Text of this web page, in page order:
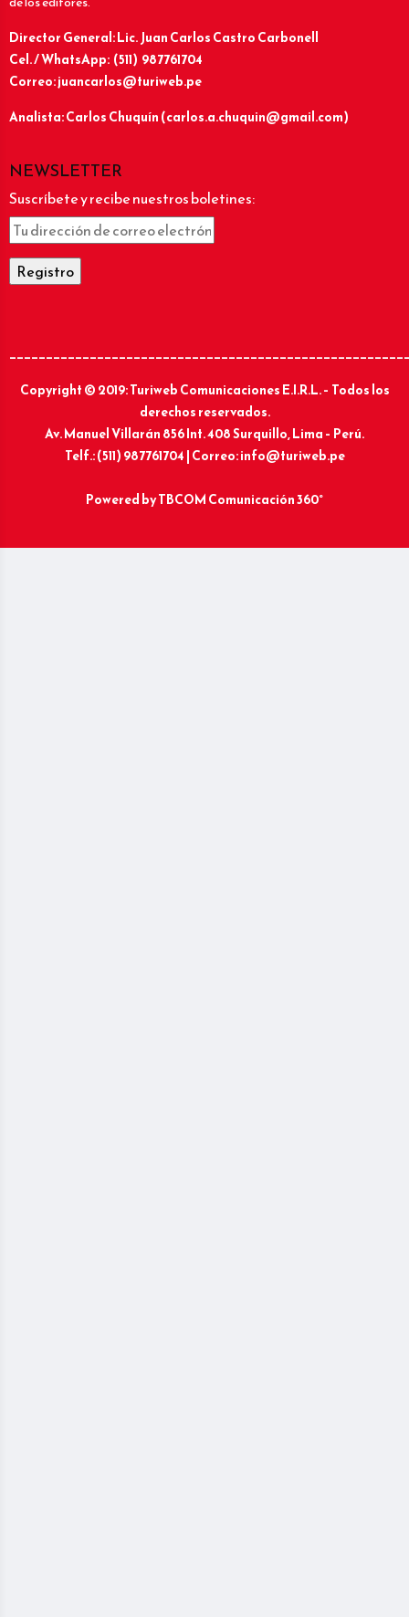
Director General: Lic.Juan Carlos Castro Carbonell
Cel. / WhatsApp: (511) 987761704
Correo: juancarlos@turiweb.pe
Analista: Carlos Chuquín (carlos.a.chuquin@gmail.com)
NEWSLETTER
Suscríbete y recibe nuestros boletines:
Copyright © 2019: Turiweb Comunicaciones E.I.R.L. – Todos los
derechos reservados.
Av. Manuel Villarán 856 Int. 408 Surquillo, Lima – Perú.
Telf.: (511) 987761704 | Correo: info@turiweb.pe
Powered byTBCOM Comunicación 360°